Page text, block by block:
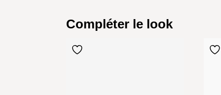
Compléter le look